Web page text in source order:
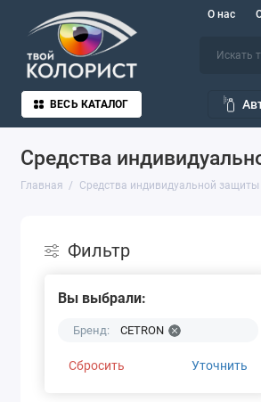
О нас
ВЕСЬ КАТАЛОГ
Средства
Главная Средства индивидуальной защиты
Фильтр
Вы выбрали:
Бренд: CETRON
Сбросить Уточнить